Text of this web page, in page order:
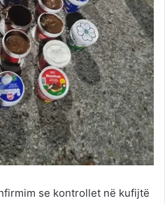
se kontrollet në kufijtë